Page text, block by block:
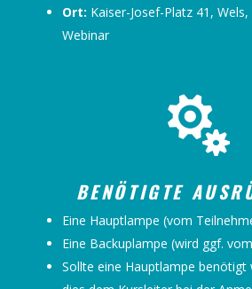
Ort: Kaiser-Josef-Platz 41, Wels
Webinar

BENÖTIGTE
Eine Hauptlampe (vom
Eine Backuplampe (wird ggf.
Sollte eine Hauptlampe benötigt